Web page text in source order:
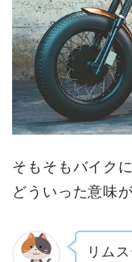
そもそもバイク
どういった意味
リム